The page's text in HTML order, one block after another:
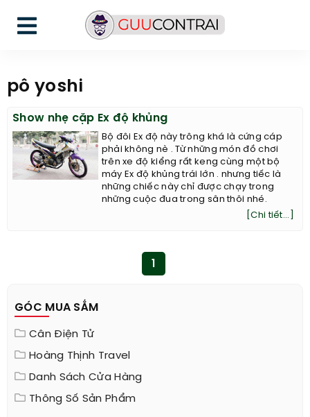
pô yoshi
Show nhẹ cặp Ex độ khủng
Bộ đôi Ex độ này trông khá là cứng cáp
phải không nè . Từ những món đồ chơi
trên xe độ kiểng rất keng cùng một bộ
máy Ex độ khủng trái lớn . nhưng tiếc là
những chiếc này chỉ được chạy trong
những cuộc đua trong sân thôi nhé.
[Chi tiết...]
GÓC MUA SẮM
Cân Điện Tử
Hoàng Thịnh Travel
Danh Sách Cửa Hàng
Thông Số Sản Phẩm